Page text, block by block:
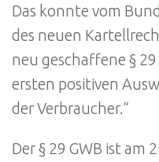
Das konnte vom
des neuen
neu geschaffene §
ersten positiven
der Verbraucher.“
Der § 29 GWB ist am